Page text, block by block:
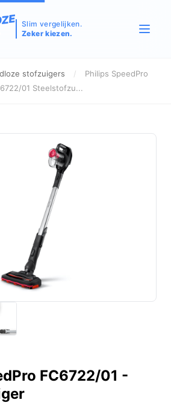
Slim vergelijken.
Zeker kiezen.
stofzuigers /
Philips SpeedPro
01 Steelstofzu...
FC6722/01 -